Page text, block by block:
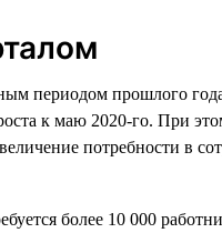
периодом прошлого
к маю 2020-го. При
потребности в